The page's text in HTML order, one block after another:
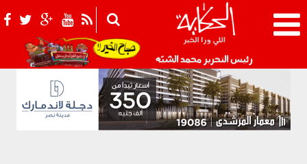
رئيس التحرير محمد الشبّه 021_2.png